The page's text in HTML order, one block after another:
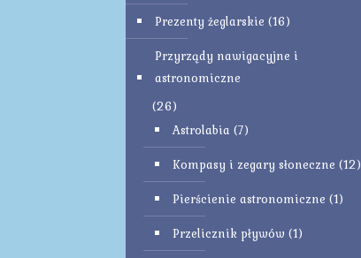
Prezenty żeglarskie (16)
Przyrządy nawigacyjne i
astronomiczne
(26)
Astrolabia (7)
Kompasy i zegary słoneczne (12)
Pierścienie astronomiczne (1)
Przelicznik pływów (1)